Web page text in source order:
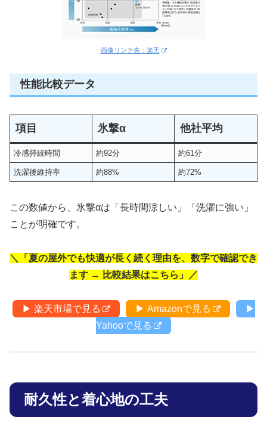
画像リンク先：楽天
性能比較データ
項目 氷撃α 他社平均
冷感持続時間 約92分 約61分
洗濯後維持率 約88% 約72%
この数値から、氷撃αは「長時間涼しい」「洗濯に強い」
ことが明確です。
＼「夏の屋外でも快適が長く続く理由を、数字で確認でき
ます → 比較結果はこちら」／
▶ 楽天市場で見る ▶ Amazonで見る
▶
Yahooで見る
耐久性と着心地の工夫